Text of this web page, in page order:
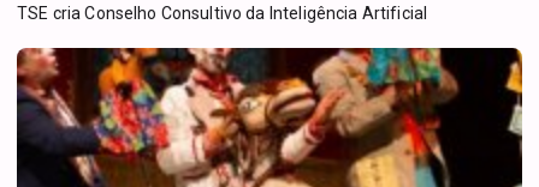
TSE cria Conselho Consultivo da Inteligência Artificial